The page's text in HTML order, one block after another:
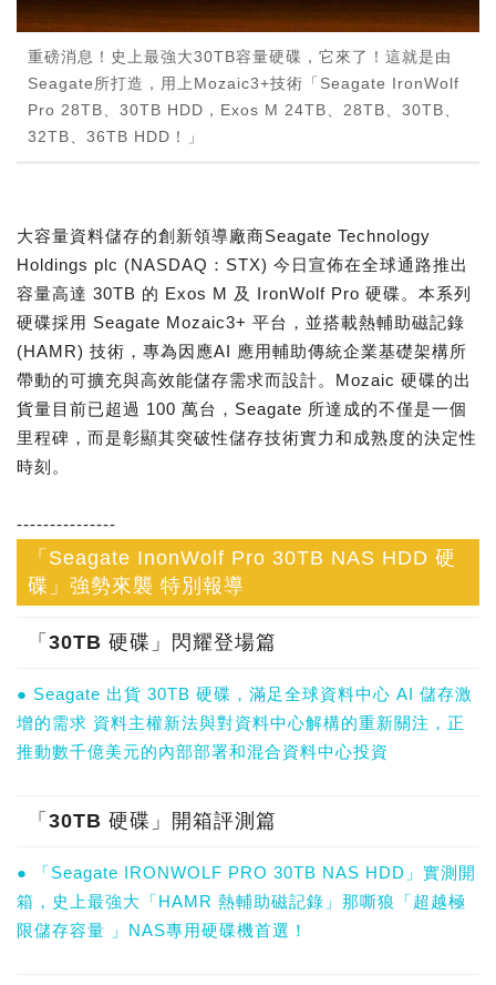
重磅消息！史上最強大30TB容量硬碟，它來了！這就是由
Seagate所打造，用上Mozaic3+技術「Seagate IronWolf
Pro 28TB、30TB HDD，Exos M 24TB、28TB、30TB、
32TB、36TB HDD！」
大容量資料儲存的創新領導廠商Seagate Technology
Holdings plc (NASDAQ：STX) 今日宣佈在全球通路推出
容量高達 30TB 的 Exos M 及 IronWolf Pro 硬碟。本系列
硬碟採用 Seagate Mozaic3+ 平台，並搭載熱輔助磁記錄
(HAMR) 技術，專為因應AI 應用輔助傳統企業基礎架構所
帶動的可擴充與高效能儲存需求而設計。Mozaic 硬碟的出
貨量目前已超過 100 萬台，Seagate 所達成的不僅是一個
里程碑，而是彰顯其突破性儲存技術實力和成熟度的決定性
時刻。
---------------
「Seagate InonWolf Pro 30TB NAS HDD 硬
碟」強勢來襲 特別報導
「30TB 硬碟」閃耀登場篇
● Seagate 出貨 30TB 硬碟，滿足全球資料中心 AI 儲存激
增的需求 資料主權新法與對資料中心解構的重新關注，正
推動數千億美元的內部部署和混合資料中心投資
「30TB 硬碟」開箱評測篇
● 「Seagate IRONWOLF PRO 30TB NAS HDD」實測開
箱，史上最強大「HAMR 熱輔助磁記錄」那嘶狼「超越極
限儲存容量 」NAS專用硬碟機首選！